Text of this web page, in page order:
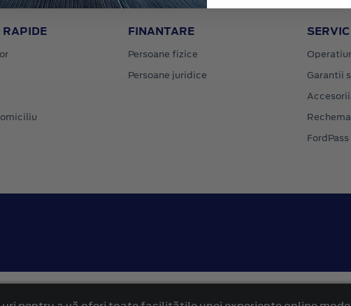
FINANTARE
Persoane fizice
Persoane juridice
Garantii
Accesorii